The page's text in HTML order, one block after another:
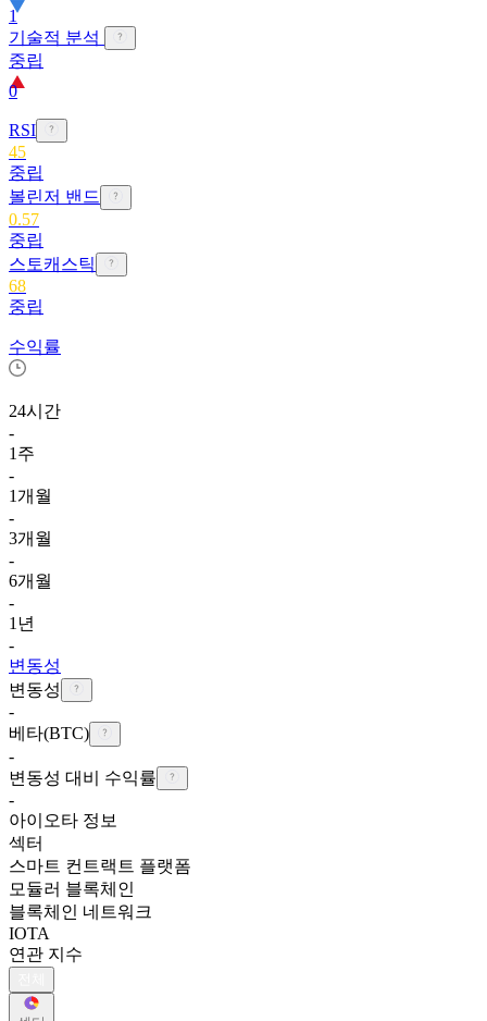
1
기술적 분석
중립
0
RSI
45
중립
볼린저 밴드
0.57
중립
스토캐스틱
68
중립
수익률
24시간
-
1주
-
1개월
-
3개월
-
6개월
-
1년
-
변동성
변동성
-
베타(BTC)
-
변동성 대비 수익률
-
아이오타 정보
섹터
스마트 컨트랙트 플랫폼
모듈러 블록체인
블록체인 네트워크
IOTA
연관 지수